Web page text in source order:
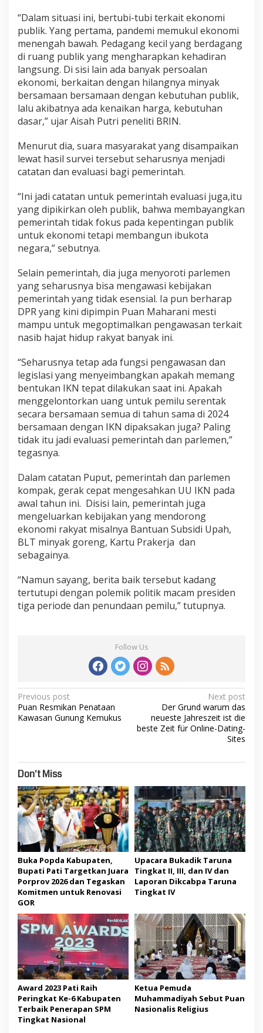
“Dalam situasi ini, bertubi-tubi terkait ekonomi
publik. Yang pertama, pandemi memukul ekonomi
menengah bawah. Pedagang kecil yang berdagang
di ruang publik yang mengharapkan kehadiran
langsung. Di sisi lain ada banyak persoalan
ekonomi, berkaitan dengan hilangnya minyak
bersamaan bersamaan dengan kebutuhan publik,
lalu akibatnya ada kenaikan harga, kebutuhan
dasar,” ujar Aisah Putri peneliti BRIN.
Menurut dia, suara masyarakat yang disampaikan
lewat hasil survei tersebut seharusnya menjadi
catatan dan evaluasi bagi pemerintah.
“Ini jadi catatan untuk pemerintah evaluasi juga,itu
yang dipikirkan oleh publik, bahwa membayangkan
pemerintah tidak fokus pada kepentingan publik
untuk ekonomi tetapi membangun ibukota
negara,” sebutnya.
Selain pemerintah, dia juga menyoroti parlemen
yang seharusnya bisa mengawasi kebijakan
pemerintah yang tidak esensial. Ia pun berharap
DPR yang kini dipimpin Puan Maharani mesti
mampu untuk megoptimalkan pengawasan terkait
nasib hajat hidup rakyat banyak ini.
“Seharusnya tetap ada fungsi pengawasan dan
legislasi yang menyeimbangkan apakah memang
bentukan IKN tepat dilakukan saat ini. Apakah
menggelontorkan uang untuk pemilu serentak
secara bersamaan semua di tahun sama di 2024
bersamaan dengan IKN dipaksakan juga? Paling
tidak itu jadi evaluasi pemerintah dan parlemen,”
tegasnya.
Dalam catatan Puput, pemerintah dan parlemen
kompak, gerak cepat mengesahkan UU IKN pada
awal tahun ini. Disisi lain, pemerintah juga
mengeluarkan kebijakan yang mendorong
ekonomi rakyat misalnya Bantuan Subsidi Upah,
BLT minyak goreng, Kartu Prakerja dan
sebagainya.
“Namun sayang, berita baik tersebut kadang
tertutupi dengan polemik politik macam presiden
tiga periode dan penundaan pemilu,” tutupnya.
Follow Us
Post
navigation
Previous post
Puan Resmikan Penataan
Kawasan Gunung Kemukus
Next post
Der Grund warum das
neueste Jahreszeit ist die
beste Zeit für Online-Dating-
Sites
Don't Miss
Buka Popda Kabupaten,
Bupati Pati Targetkan Juara
Porprov 2026 dan Tegaskan
Komitmen untuk Renovasi
GOR
Upacara Bukadik Taruna
Tingkat II, III, dan IV dan
Laporan Dikcabpa Taruna
Tingkat IV
Award 2023 Pati Raih
Peringkat Ke-6 Kabupaten
Terbaik Penerapan SPM
Tingkat Nasional
Ketua Pemuda
Muhammadiyah Sebut Puan
Nasionalis Religius